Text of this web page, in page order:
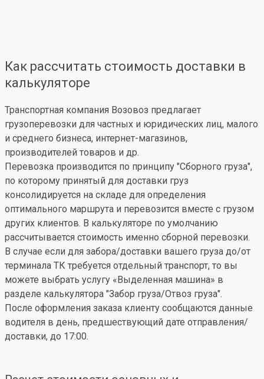
Как рассчитать стоимость доставки в
калькуляторе
Транспортная компания Возовоз предлагает
грузоперевозки для частных и юридических лиц, малого
и среднего бизнеса, интернет-магазинов,
производителей товаров и др.
Перевозка производится по принципу "Сборного груза",
по которому принятый для доставки груз
консолидируется на складе для определения
оптимального маршрута и перевозится вместе с грузом
других клиентов. В калькуляторе по умолчанию
рассчитывается стоимость именно сборной перевозки.
В случае если для забора/доставки вашего груза до/от
терминала ТК требуется отдельный транспорт, то вы
можете выбрать услугу «Выделенная машина» в
разделе калькулятора "Забор груза/Отвоз груза".
После оформления заказа клиенту сообщаются данные
водителя в день, предшествующий дате отправления/
доставки, до 17:00.